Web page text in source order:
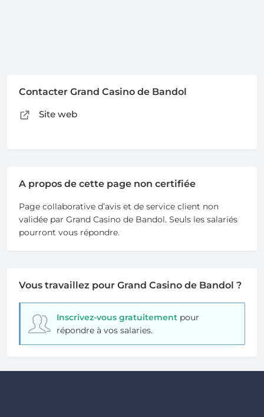
Contacter Grand Casino de Bandol
Site web
A propos de cette page non certifiée
Page collaborative d’avis et de service client non
validée par Grand Casino de Bandol. Seuls les salariés
pourront vous répondre.
Vous travaillez pour Grand Casino de Bandol ?
Inscrivez-vous gratuitementpour
répondre à vos salaries.